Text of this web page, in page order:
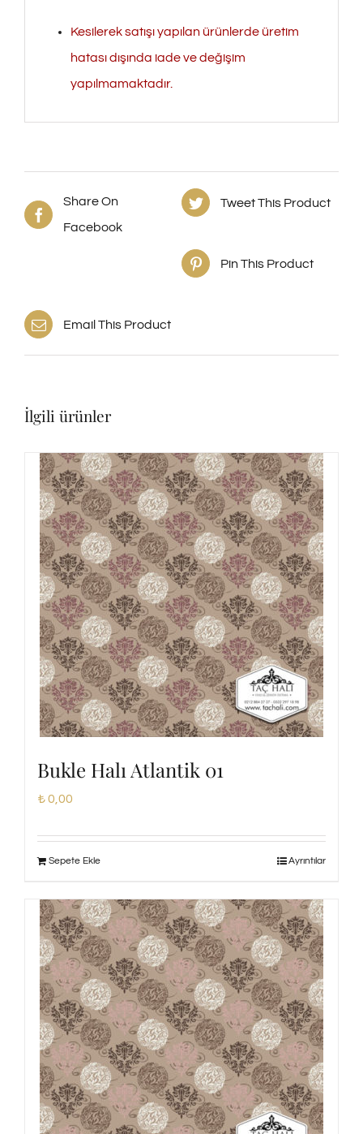
Kesilerek satışı yapılan ürünlerde üretim
hatası dışında iade ve değişim
yapılmamaktadır.
Share On
Facebook
Tweet This Product
Pin This Product
Email This Product
İlgili ürünler
Bukle Halı Atlantik 01
₺0,00
Sepete Ekle Ayrıntılar